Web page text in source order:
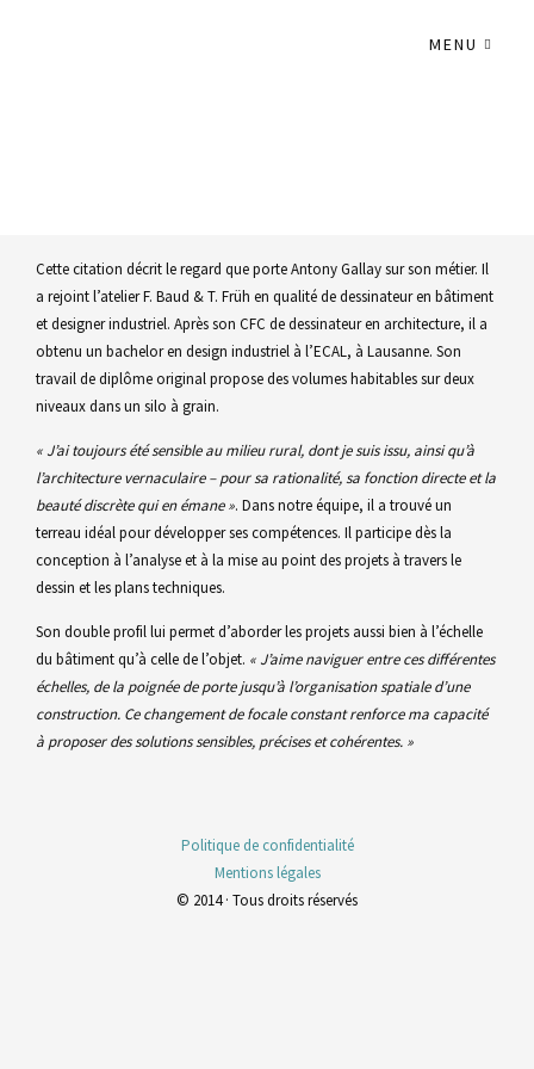
MENU
Cette citation décrit le regard que porte Antony Gallay sur son métier. Il
a rejoint l’atelier F. Baud & T. Früh en qualité de dessinateur en bâtiment
et designer industriel. Après son CFC de dessinateur en architecture, il a
obtenu un bachelor en design industriel à l’ECAL, à Lausanne. Son
travail de diplôme original propose des volumes habitables sur deux
niveaux dans un silo à grain.
« J’ai toujours été sensible au milieu rural, dont je suis issu, ainsi qu’à
l’architecture vernaculaire – pour sa rationalité, sa fonction directe et la
beauté discrète qui en émane ». Dans notre équipe, il a trouvé un
terreau idéal pour développer ses compétences. Il participe dès la
conception à l’analyse et à la mise au point des projets à travers le
dessin et les plans techniques.
Son double profil lui permet d’aborder les projets aussi bien à l’échelle
du bâtiment qu’à celle de l’objet. « J’aime naviguer entre ces différentes
échelles, de la poignée de porte jusqu’à l’organisation spatiale d’une
construction. Ce changement de focale constant renforce ma capacité
à proposer des solutions sensibles, précises et cohérentes. »
Politique de confidentialité
Mentions légales
© 2014 · Tous droits réservés